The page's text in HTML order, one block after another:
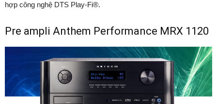
hợp công nghệ DTS Play-Fi®.
Pre ampli Anthem Performance MRX 1120